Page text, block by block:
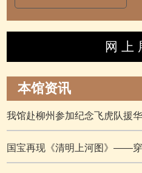
网 上
本馆资讯
我馆赴柳州参加纪念飞虎队援
国宝再现《清明上河图》——